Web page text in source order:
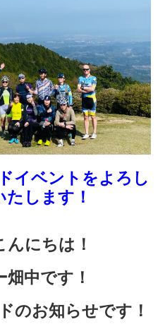
イベントをよろし
たします！
にちは！
中です！
のお知らせです！